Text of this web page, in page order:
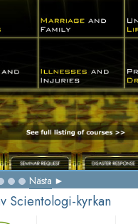
Nästa
Scientologi-kyrkan